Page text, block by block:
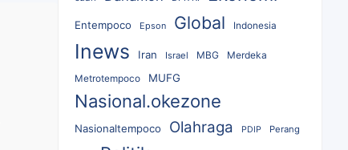
Entempoco Epson Global Indonesia
Inews Iran Israel MBG Merdeka
Metrotempoco MUFG
Nasional.okezone
Nasionaltempoco Olahraga PDIP Perang